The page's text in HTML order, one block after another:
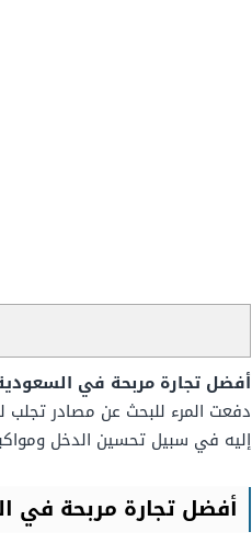
أفضل تجارة مربحة في
دفعت المرء للبحث عن مصادر تجلب
إليه في سبيل تحسين الدخل
أفضل تجارة مربحة في